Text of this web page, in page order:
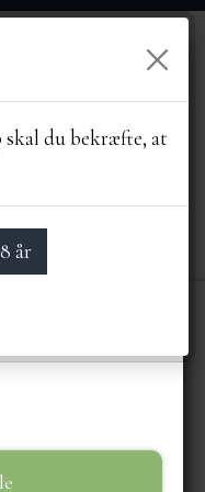
ØL, VIN,
hvordan vores
skal du bekræfte, at
år